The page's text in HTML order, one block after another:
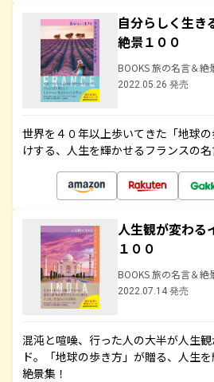
自分らしく生き
絶景１００
BOOKS 旅の名言＆絶
2022.05.26 発売
世界を４０年以上歩いてきた「地球
けする、人生を輝かせるフランスの
人生観が変わる
１００
BOOKS 旅の名言＆絶
2022.07.14 発売
混沌と喧噪、行った人の大半が人生
ド。「地球の歩き方」が贈る、人生
絶景集！